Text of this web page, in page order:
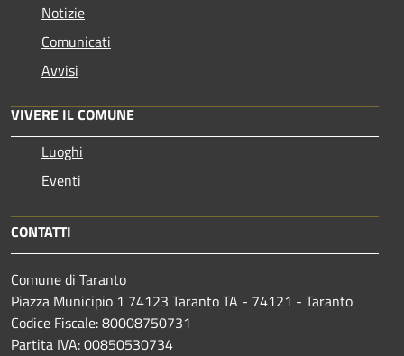
Notizie
Comunicati
Avvisi
VIVERE IL COMUNE
Luoghi
Eventi
CONTATTI
Comune di Taranto
Piazza Municipio 1 74123 Taranto TA - 74121 - Taranto
Codice Fiscale: 80008750731
Partita IVA: 00850530734